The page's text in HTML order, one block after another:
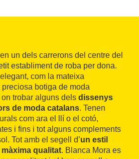
un dels carrerons del centre del
establiment de roba per dona.
com la mateixa
botiga de moda
trobar alguns dels dissenys
de moda catalans. Tenen
com ara el llí o el cotó,
i fins i tot alguns complements
Tot amb el segell d’un estil
qualitat. Blanca Mora es